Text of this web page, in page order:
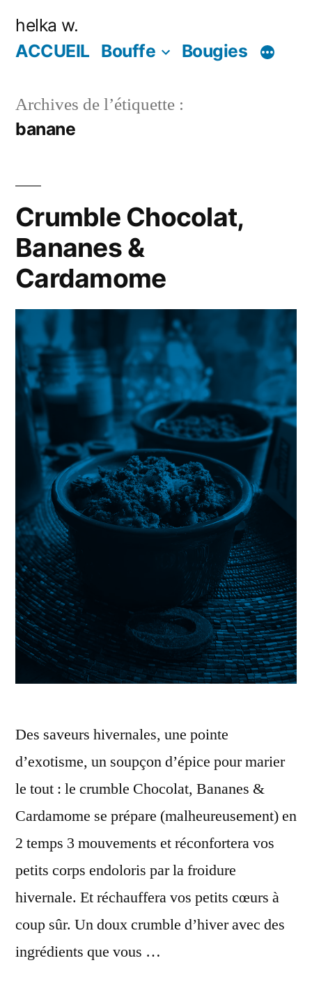
helka w.
ACCUEIL Bouffe Bougies
Archives de l’étiquette :
banane
Crumble Chocolat,
Bananes &
Cardamome
Des saveurs hivernales, une pointe
d’exotisme, un soupçon d’épice pour marier
le tout : le crumble Chocolat, Bananes &
Cardamome se prépare (malheureusement) en
2 temps 3 mouvements et réconfortera vos
petits corps endoloris par la froidure
hivernale. Et réchauffera vos petits cœurs à
coup sûr. Un doux crumble d’hiver avec des
ingrédients que vous …